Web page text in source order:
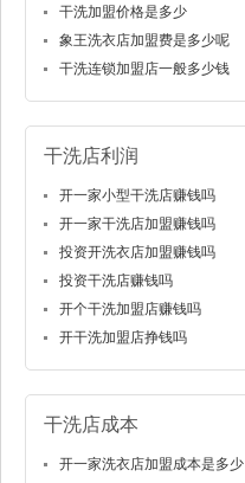
干洗加盟价格是多少
象王洗衣店加盟费是多少呢
干洗连锁加盟店一般多少钱
干洗店利润
开一家小型干洗店赚钱吗
开一家干洗店加盟赚钱吗
投资开洗衣店加盟赚钱吗
投资干洗店赚钱吗
开个干洗加盟店赚钱吗
开干洗加盟店挣钱吗
干洗店成本
开一家洗衣店加盟成本是多少